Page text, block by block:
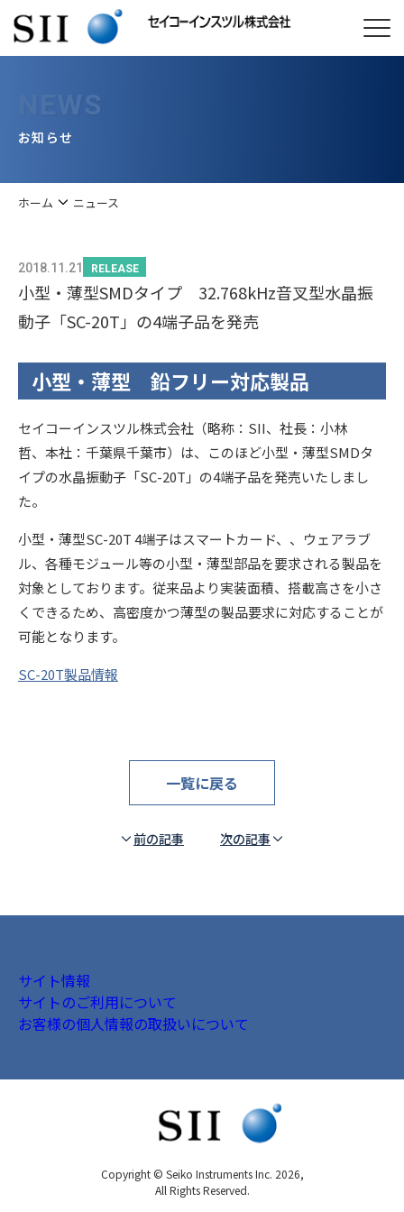
NEWS
お知らせ
ホーム ニュース
2018.11.21 RELEASE
小型・薄型SMDタイプ 32.768kHz音叉型水晶振
動子「SC-20T」の4端子品を発売
小型・薄型 鉛フリー対応製品
セイコーインスツル株式会社（略称：SII、社長：小林
哲、本社：千葉県千葉市）は、このほど小型・薄型SMDタ
イプの水晶振動子「SC-20T」の4端子品を発売いたしまし
た。
小型・薄型SC-20T 4端子はスマートカード、、ウェアラブ
ル、各種モジュール等の小型・薄型部品を要求される製品を
対象としております。従来品より実装面積、搭載高さを小さ
くできるため、高密度かつ薄型の製品要求に対応することが
可能となります。
SC-20T製品情報
前の記事
一覧に戻る
次の記事
サイト情報
サイトのご利用について
お客様の個人情報の取扱いについて
Copyright © Seiko Instruments Inc. 2026,
All Rights Reserved.